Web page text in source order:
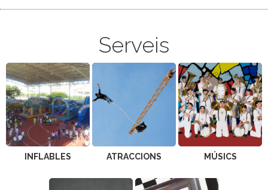
Serveis
INFLABLES ATRACCIONS MÚSICS